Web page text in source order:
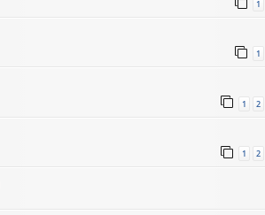
1
1
1 2
1 2